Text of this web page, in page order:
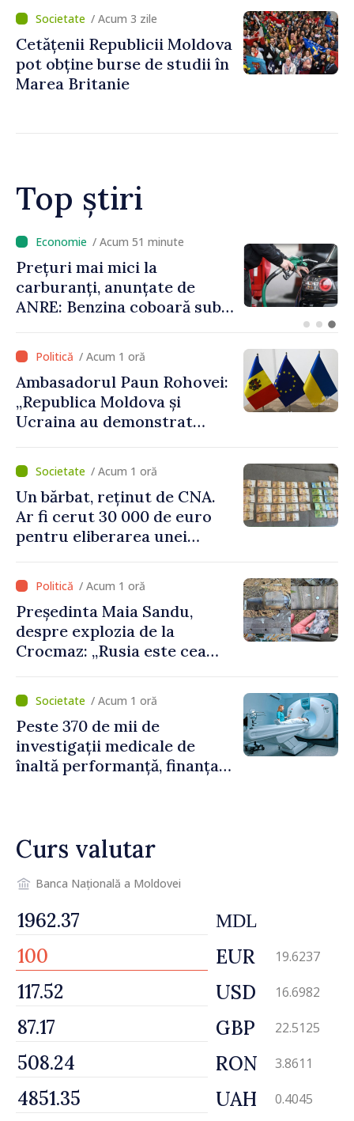
/ Acum 3 zile
Cetățenii Republicii Moldova
pot obține burse de studii în
Marea Britanie
Top știri
/ Acum 26 minute
Explozia de la Crocmaz. MAE
condamnă incidentul și
recheamă ambasadorul
/ Acum 1 oră
Ambasadorul Paun Rohovei:
„Republica Moldova și
Ucraina au demonstrat
în procesul de integrare
europeană”/ Acum 1 oră
Un bărbat, reținut de CNA.
Ar fi cerut 30 000 de euro
pentru eliberarea unei
/ Acum 1 oră
Președinta Maia Sandu,
despre explozia de la
Crocmaz: „Rusia este cea
agresiune în Ucraina și
poartă întreaga vină pentru
pericolul adus la casele
oamenilor noștri”
/ Acum 1 oră
Peste 370 de mii de
investigații medicale de
înaltă performanță, finanțate
Curs valutar
Banca Națională a Moldovei
MDL
EUR 19.6237
USD 16.6982
GBP 22.5125
RON 3.8611
UAH 0.4045